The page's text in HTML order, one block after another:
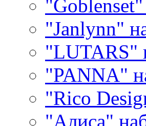
"Janlynn"
"LUTARS"
"PANNA"
"Rico
"Алиса"